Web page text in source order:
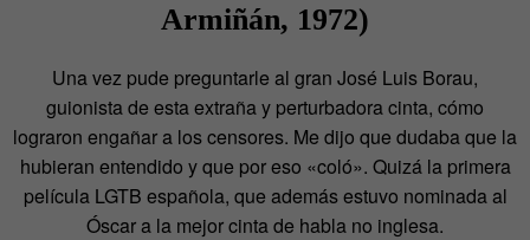
Armiñán, 1972)
Una vez pude preguntarle al gran José Luis Borau,
guionista de esta extraña y perturbadora cinta, cómo
lograron engañar a los censores. Me dijo que dudaba que la
hubieran entendido y que por eso «coló». Quizá la primera
película LGTB española, que además estuvo nominada al
Óscar a la mejor cinta de habla no inglesa.